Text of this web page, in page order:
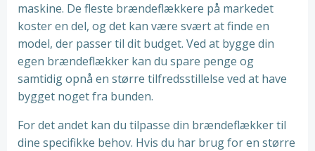
maskine. De fleste brændeflækkere på markedet
koster en del, og det kan være svært at finde en
model, der passer til dit budget. Ved at bygge din
egen brændeflækker kan du spare penge og
samtidig opnå en større tilfredsstillelse ved at have
bygget noget fra bunden.
For det andet kan du tilpasse din brændeflækker til
dine specifikke behov. Hvis du har brug for en større